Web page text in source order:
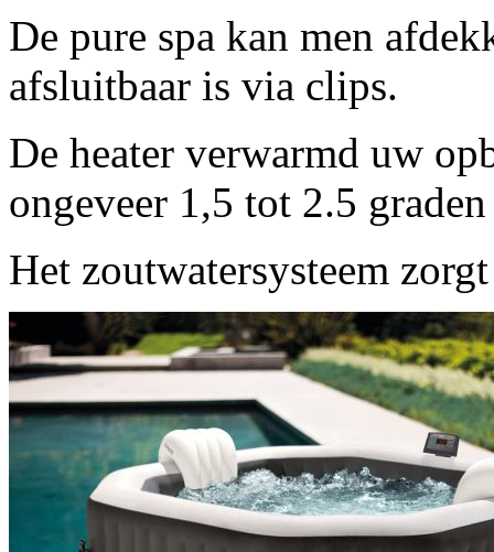
De pure spa kan men
afsluitbaar is via clips.
De heater verwarmd uw
ongeveer 1,5 tot 2.5
Het zoutwatersysteem